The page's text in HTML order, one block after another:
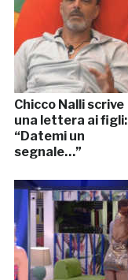
Chicco Nalli scrive
una lettera ai figli:
“Datemi un
segnale…”